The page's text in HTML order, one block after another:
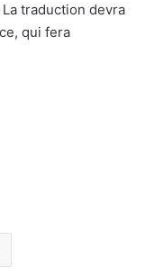
traduction devra
qui fera